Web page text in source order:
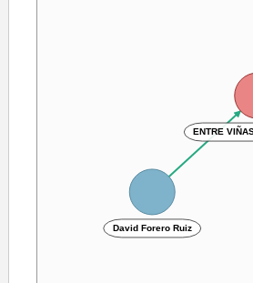
ENTRE
David Forero Ruiz